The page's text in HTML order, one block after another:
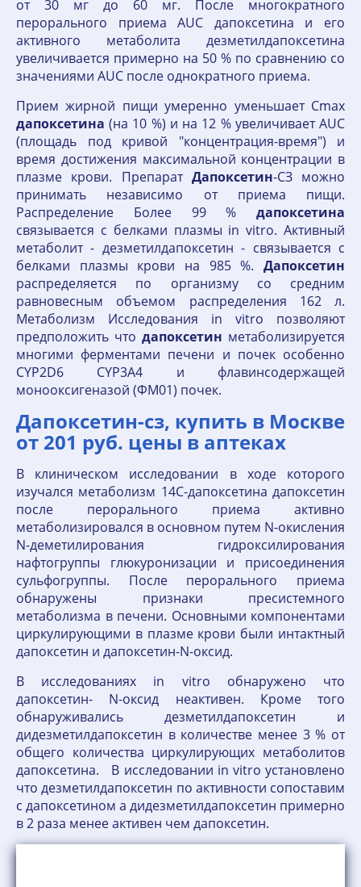
от 30 мг до 60 мг. После многократного
перорального приема AUC дапоксетина и его
активного метаболита дезметилдапоксетина
увеличивается примерно на 50 % по сравнению со
значениями AUC после однократного приема.
Прием жирной пищи умеренно уменьшает Сmах
дапоксетина (на 10 %) и на 12 % увеличивает AUC
(площадь под кривой "концентрация-время") и
время достижения максимальной концентрации в
плазме крови. Препарат Дапоксетин-СЗ можно
принимать независимо от приема пищи.
Распределение Более 99 % дапоксетина
связывается с белками плазмы in vitro. Активный
метаболит - дезметилдапоксетин - связывается с
белками плазмы крови на 985 %. Дапоксетин
распределяется по организму со средним
равновесным объемом распределения 162 л.
Метаболизм Исследования in vitro позволяют
предположить что дапоксетин метаболизируется
многими ферментами печени и почек особенно
CYP2D6 CYP3A4 и флавинсодержащей
монооксигеназой (ФМ01) почек.
Дапоксетин-сз, купить в Москве
от 201 руб. цены в аптеках
В клиническом исследовании в ходе которого
изучался метаболизм 14С-дапоксетина дапоксетин
после перорального приема активно
метаболизировался в основном путем N-окисления
N-деметилирования гидроксилирования
нафтогруппы глюкуронизации и присоединения
сульфогруппы. После перорального приема
обнаружены признаки пресистемного
метаболизма в печени. Основными компонентами
циркулирующими в плазме крови были интактный
дапоксетин и дапоксетин-N-оксид.
В исследованиях in vitro обнаружено что
дапоксетин- N-оксид неактивен. Кроме того
обнаруживались дезметилдапоксетин и
дидезметилдапоксетин в количестве менее 3 % от
общего количества циркулирующих метаболитов
дапоксетина. В исследовании in vitro установлено
что дезметилдапоксетин по активности сопоставим
с дапоксетином а дидезметилдапоксетин примерно
в 2 раза менее активен чем дапоксетин.